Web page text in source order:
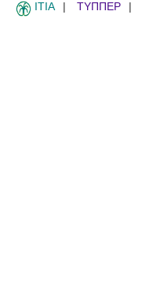
ITIA ΤΥΠΠΕΡ